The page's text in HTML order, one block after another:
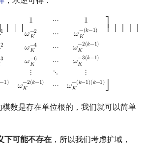
⎢ ⎢ ⎢
1 ⋯
1
1 𝜔−2
𝐾 ⋯ 𝜔−(𝑘−1)
𝐾
2 𝜔−4
𝐾 ⋯ 𝜔−2(𝑘−1)
𝐾
3 𝜔−6
𝐾 ⋯ 𝜔−3(𝑘−1)
𝐾
⋮ ⋱
⋮
−1)
𝜔−2(𝑘−1)
𝐾
⋯ 𝜔−(𝑘−1)(𝑘−1)
𝐾
⎤⎥ ⎥ ⎥ ⎥ ⎥
⎦
−1 −2 ω
数是存在单位根的，我们就可以简单
下可能不存在 ，所以我们考虑扩域，